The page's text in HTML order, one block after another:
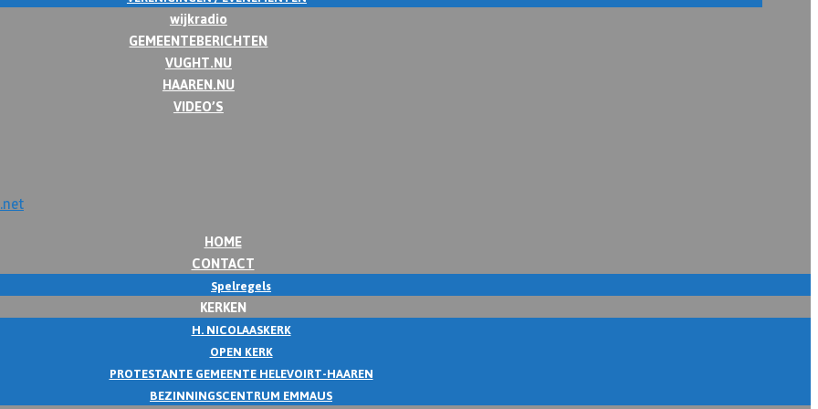
wijkradio
GEMEENTEBERICHTEN
VUGHT.NU
HAAREN.NU
VIDEO’S
HOME
CONTACT
Spelregels
KERKEN
H. NICOLAASKERK
OPEN KERK
PROTESTANTE GEMEENTE HELEVOIRT-HAAREN
BEZINNINGSCENTRUM EMMAUS